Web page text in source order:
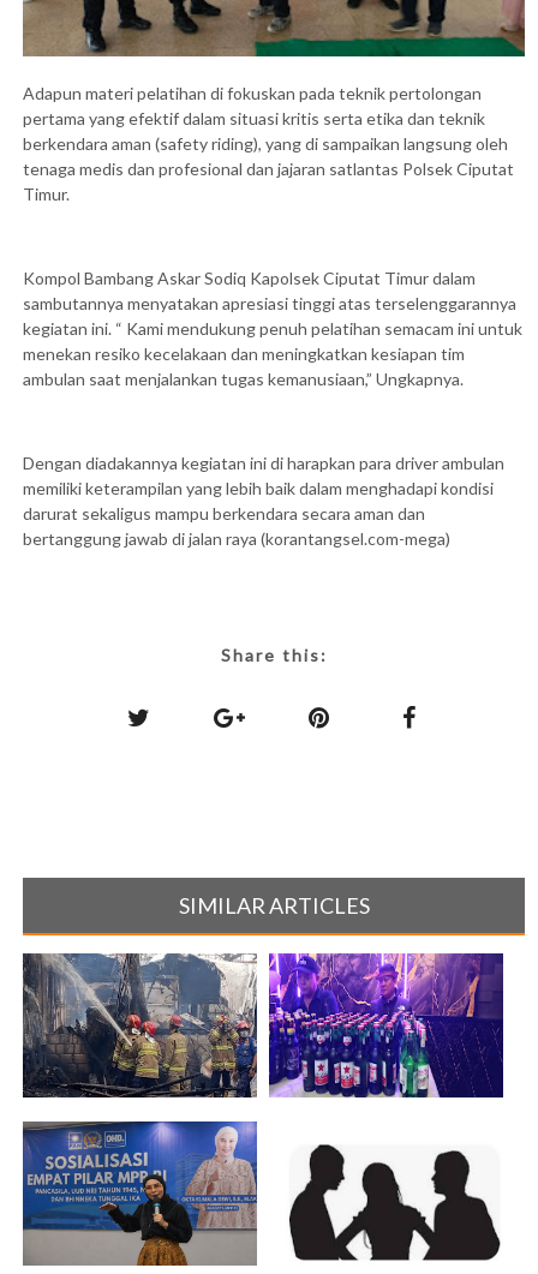
Adapun materi pelatihan di fokuskan pada teknik pertolongan
pertama yang efektif dalam situasi kritis serta etika dan teknik
berkendara aman (safety riding), yang di sampaikan langsung oleh
tenaga medis dan profesional dan jajaran satlantas Polsek Ciputat
Timur.
Kompol Bambang Askar Sodiq Kapolsek Ciputat Timur dalam
sambutannya menyatakan apresiasi tinggi atas terselenggarannya
kegiatan ini. “ Kami mendukung penuh pelatihan semacam ini untuk
menekan resiko kecelakaan dan meningkatkan kesiapan tim
ambulan saat menjalankan tugas kemanusiaan,” Ungkapnya.
Dengan diadakannya kegiatan ini di harapkan para driver ambulan
memiliki keterampilan yang lebih baik dalam menghadapi kondisi
darurat sekaligus mampu berkendara secara aman dan
bertanggung jawab di jalan raya (korantangsel.com-mega)
Share this:
SIMILAR ARTICLES
Gudang Styrofoam Terbakar
Kerugian [...]
Miras Dan[...]